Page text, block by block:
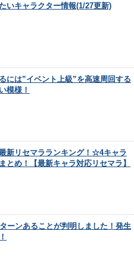
いキャラクター情報(1/27更新)
には”イベント上級”を高速周回する
模様！
新リセマラランキング！☆4キャラ
とめ！【最新キャラ対応リセマラ】
ーンあることが判明しました！発生